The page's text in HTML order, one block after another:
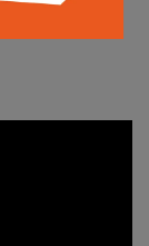
帶物品，輕裝